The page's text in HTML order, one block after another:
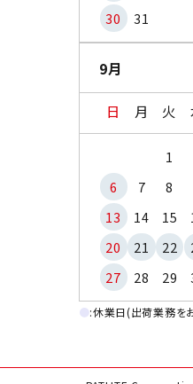
30
31
9月
日 月 火
1
6
7 8
13
14 15
20
21 22
27
28 29
●:休業日(出荷業務を